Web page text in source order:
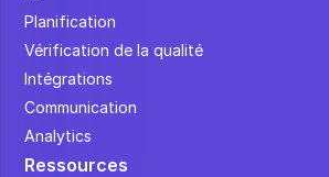
Planification
Vérification de la qualité
Intégrations
Communication
Analytics
Ressources